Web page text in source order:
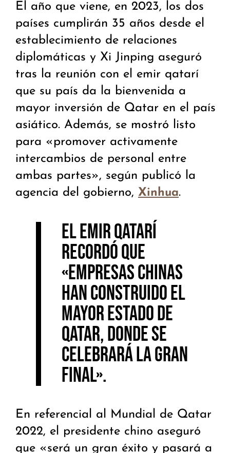
El año que viene, en 2023, los dos
países cumplirán 35 años desde el
establecimiento de relaciones
diplomáticas y Xi Jinping aseguró
tras la reunión con el emir qatarí
que su país da la bienvenida a
mayor inversión de Qatar en el país
asiático. Además, se mostró listo
para «promover activamente
intercambios de personal entre
ambas partes», según publicó la
agencia del gobierno, Xinhua.
El emir qatarí
recordó que
«empresas chinas
han construido el
mayor estado de
Qatar, donde se
celebrará la gran
final».
En referencial al Mundial de Qatar
2022, el presidente chino aseguró
que «será un gran éxito y pasará a